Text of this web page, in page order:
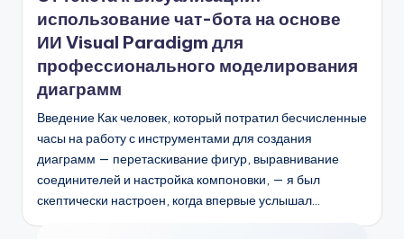
U
p
d
a
t
e
s
использование чат-бота на основе
ИИ Visual Paradigm для
профессионального моделирования
диаграмм
Введение Как человек, который потратил бесчисленные
часы на работу с инструментами для создания
диаграмм — перетаскивание фигур, выравнивание
соединителей и настройка компоновки, — я был
скептически настроен, когда впервые услышал…